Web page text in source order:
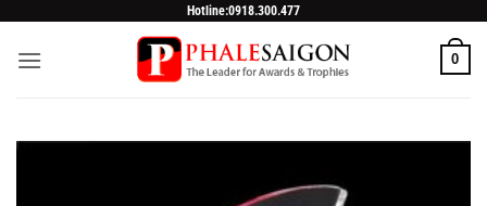
content
Hotline:0918.300.477
0